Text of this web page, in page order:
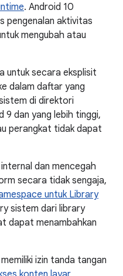
. Android 10
pengenalan aktivitas
mengubah atau
untuk secara eksplisit
dalam daftar yang
di direktori
9 dan yang lebih tinggi,
perangkat tidak dapat
dan mencegah
secara tidak sengaja,
untuk Library
sistem dari library
dapat menambahkan
izin tanda tangan